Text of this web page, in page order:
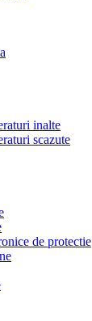
inalte
scazute
de protectie